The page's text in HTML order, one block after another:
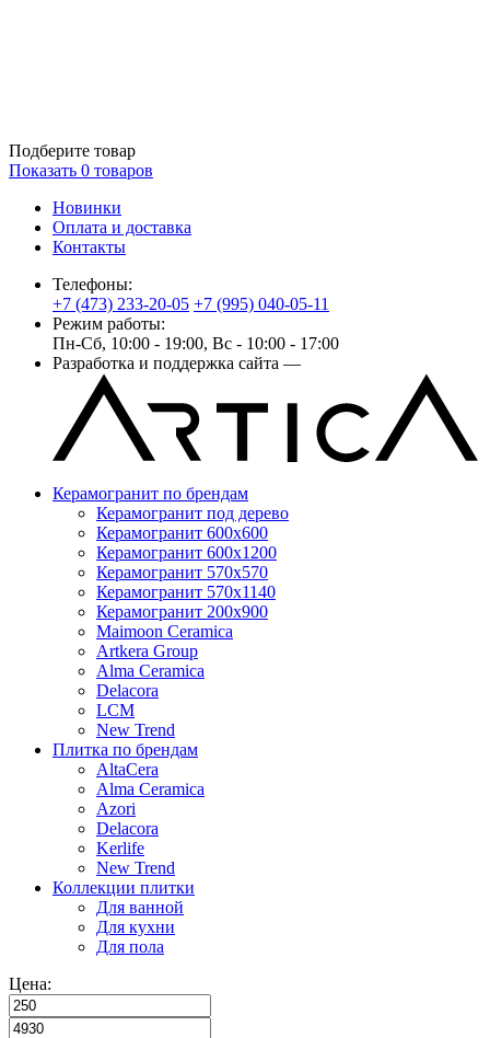
Подберите товар
Показать 0 товаров
Новинки
Оплата и доставка
Контакты
Телефоны:
+7 (473) 233-20-05 +7 (995) 040-05-11
Режим работы:
Пн-Сб, 10:00 - 19:00, Вс - 10:00 - 17:00
Разработка и поддержка сайта —
Керамогранит по брендам
Керамогранит под дерево
Керамогранит 600x600
Керамогранит 600x1200
Керамогранит 570x570
Керамогранит 570x1140
Керамогранит 200x900
Maimoon Ceramica
Artkera Group
Alma Ceramica
Delacora
LCM
New Trend
Плитка по брендам
AltaCera
Аlma Ceramica
Azori
Delacora
Kerlife
New Trend
Коллекции плитки
Для ванной
Для кухни
Для пола
Цена: